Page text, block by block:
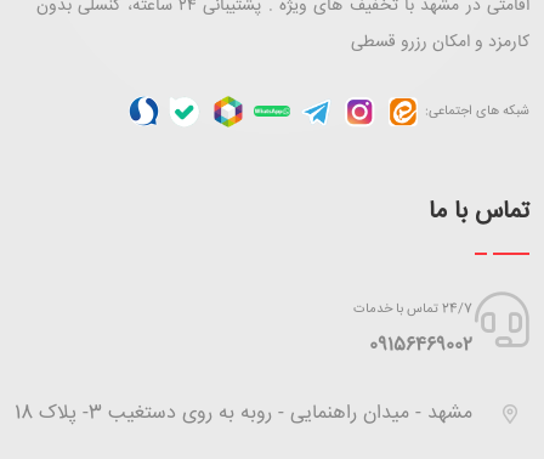
اقامتی در مشهد با تخفیف های ویژه . پشتیبانی ۲۴ ساعته، کنسلی بدون
کارمزد و امکان رزرو قسطی
شبکه های اجتماعی:
تماس با ما
24/7 تماس با خدمات
‪09156469002
مشهد - میدان راهنمایی - روبه به روی دستغیب 3- پلاک 18